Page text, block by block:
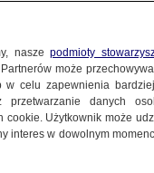
naszepodmioty
może
celu zapewnienia
danych
Użytkownik może
interes w dowolnym